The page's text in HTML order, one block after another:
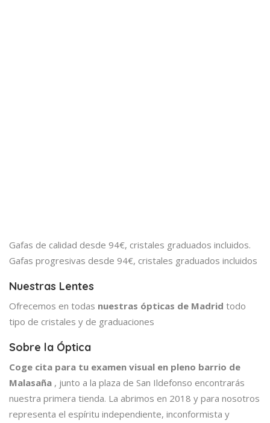
Gafas de calidad desde 94€, cristales graduados incluidos.
Gafas progresivas desde 94€, cristales graduados incluidos
Nuestras Lentes
Ofrecemos en todas nuestras ópticas de Madrid todo
tipo de cristales y de graduaciones
Sobre la Óptica
Coge cita para tu examen visual en pleno barrio de
Malasaña , junto a la plaza de San Ildefonso encontrarás
nuestra primera tienda. La abrimos en 2018 y para nosotros
representa el espíritu independiente, inconformista y